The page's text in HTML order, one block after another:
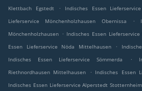
Klettbach Egstedt
. Indisches Essen
Lieferservice Mönchenholzhausen Obernissa
.
Mönchenholzhausen . Indisches Essen
Essen Lieferservice Nöda Mittelhausen
.
Indisches Essen Lieferservice Sömmerda
.
Riethnordhausen Mittelhausen
. Indisches Essen
Indisches Essen Lieferservice Alperstedt Stotternheim